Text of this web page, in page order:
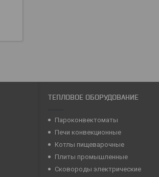
ТЕПЛОВОЕ ОБОРУДОВАНИЕ
Пароконвектоматы
Печи конвекционные
Котлы пищеварочные
Плиты промышленные
Сковороды электрические